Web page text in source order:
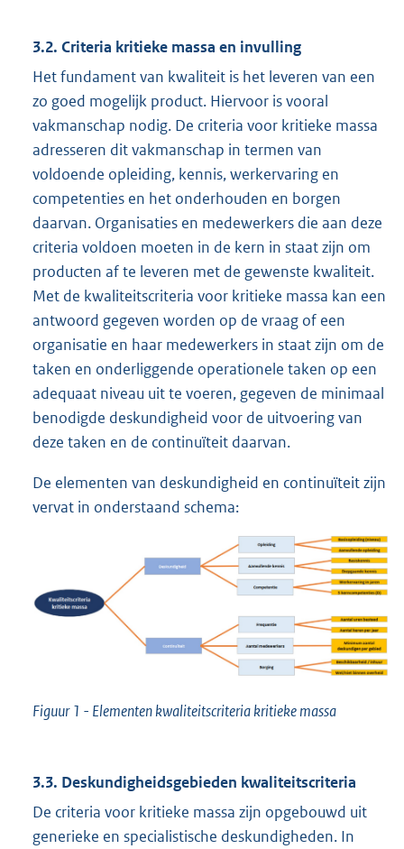
3.2. Criteria kritieke massa en invulling
Het fundament van kwaliteit is het leveren van een
zo goed mogelijk product. Hiervoor is vooral
vakmanschap nodig. De criteria voor kritieke massa
adresseren dit vakmanschap in termen van
voldoende opleiding, kennis, werkervaring en
competenties en het onderhouden en borgen
daarvan. Organisaties en medewerkers die aan deze
criteria voldoen moeten in de kern in staat zijn om
producten af te leveren met de gewenste kwaliteit.
Met de kwaliteitscriteria voor kritieke massa kan een
antwoord gegeven worden op de vraag of een
organisatie en haar medewerkers in staat zijn om de
taken en onderliggende operationele taken op een
adequaat niveau uit te voeren, gegeven de minimaal
benodigde deskundigheid voor de uitvoering van
deze taken en de continuïteit daarvan.
De elementen van deskundigheid en continuïteit zijn
vervat in onderstaand schema:
Figuur 1 - Elementen kwaliteitscriteria kritieke massa
3.3. Deskundigheidsgebieden kwaliteitscriteria
De criteria voor kritieke massa zijn opgebouwd uit
generieke en specialistische deskundigheden. In